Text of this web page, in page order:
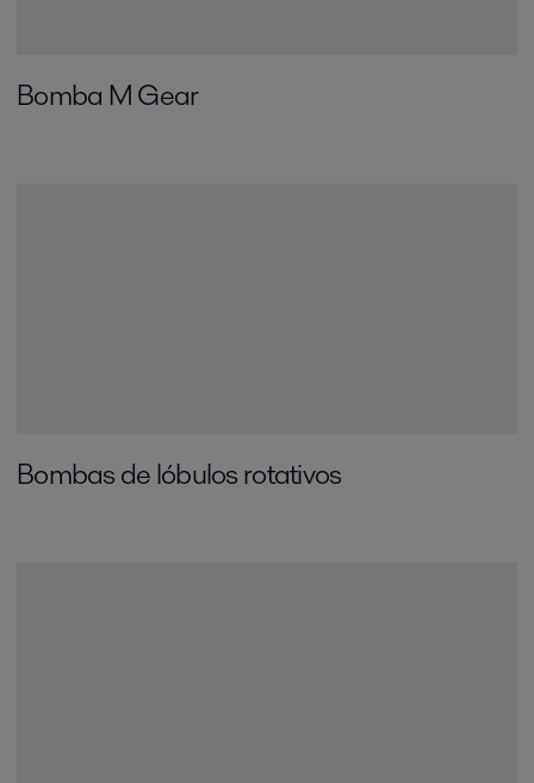
Bomba M Gear
Bombas de lóbulos rotativos